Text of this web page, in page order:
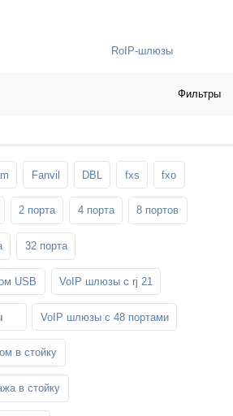
RoIP-шлюзы
Фильтры
Fanvil DBL fxs fxo
2 порта 4 порта 8 портов
32 порта
USB VoIP шлюзы с rj 21
VoIP шлюзы с 48 портами
в стойку
в стойку
для панелей и
модемы